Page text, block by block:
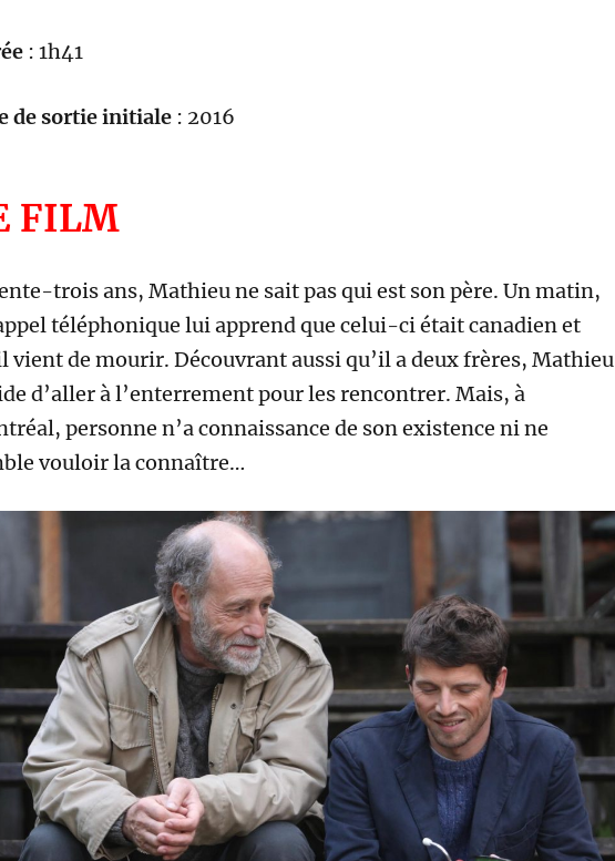
: 1h41
de sortie initiale : 2016
FILM
trois ans, Mathieu ne sait pas qui est son père. Un matin,
téléphonique lui apprend que celui-ci était canadien et
vient de mourir. Découvrant aussi qu’il a deux frères, Mathieu
d’aller à l’enterrement pour les rencontrer. Mais, à
personne n’a connaissance de son existence ni ne
vouloir la connaître…